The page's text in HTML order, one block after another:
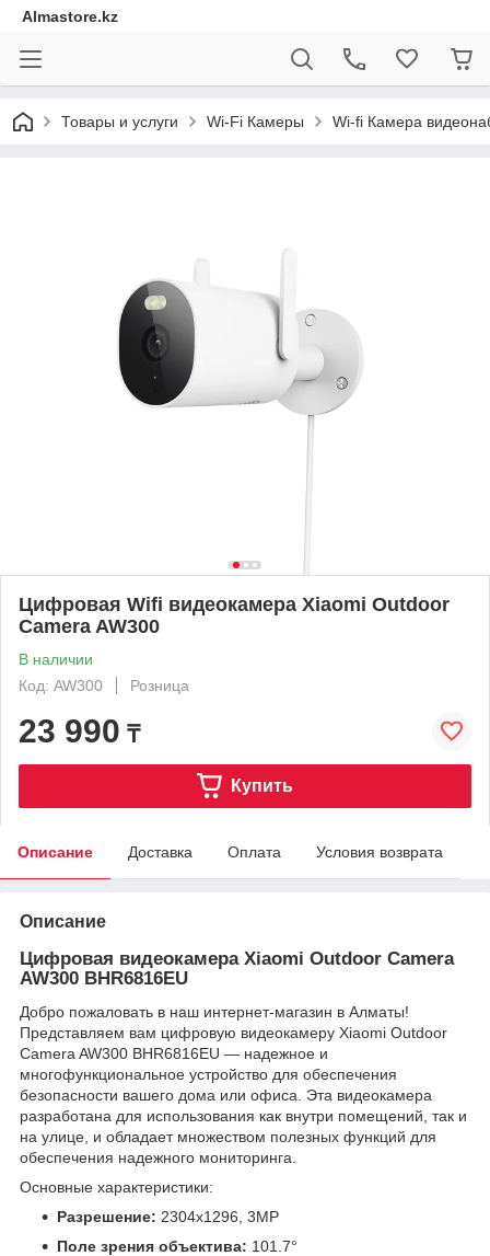
Almastore.kz
Товары и услуги Wi-Fi Камеры Wi-fi Камера
Цифровая Wifi видеокамера Xiaomi Outdoor
Camera AW300
В наличии
Код: AW300
Розница
23 990 ₸
Купить
Описание Доставка Оплата Условия возврата
Описание
Цифровая видеокамера Xiaomi Outdoor Camera
AW300 BHR6816EU
Добро пожаловать в наш интернет-магазин в Алматы!
Представляем вам цифровую видеокамеру Xiaomi Outdoor
Camera AW300 BHR6816EU — надежное и
многофункциональное устройство для обеспечения
безопасности вашего дома или офиса. Эта видеокамера
разработана для использования как внутри помещений, так и
на улице, и обладает множеством полезных функций для
обеспечения надежного мониторинга.
Основные характеристики:
Разрешение: 2304x1296, 3MP
Поле зрения объектива: 101.7°